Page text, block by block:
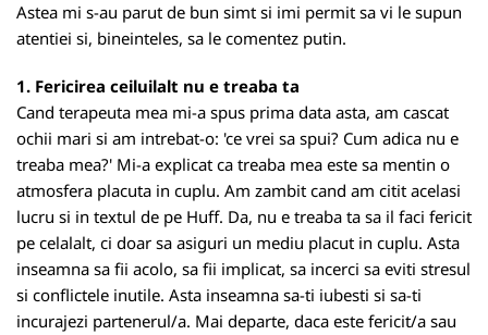
Astea mi s-au parut de bun simt si imi permit sa vi le supun
atentiei si, bineinteles, sa le comentez putin.
1. Fericirea ceiluilalt nu e treaba ta
Cand terapeuta mea mi-a spus prima data asta, am cascat
ochii mari si am intrebat-o: 'ce vrei sa spui? Cum adica nu e
treaba mea?' Mi-a explicat ca treaba mea este sa mentin o
atmosfera placuta in cuplu. Am zambit cand am citit acelasi
lucru si in textul de pe Huff. Da, nu e treaba ta sa il faci fericit
pe celalalt, ci doar sa asiguri un mediu placut in cuplu. Asta
inseamna sa fii acolo, sa fii implicat, sa incerci sa eviti stresul
si conflictele inutile. Asta inseamna sa-ti iubesti si sa-ti
incurajezi partenerul/a. Mai departe, daca este fericit/a sau